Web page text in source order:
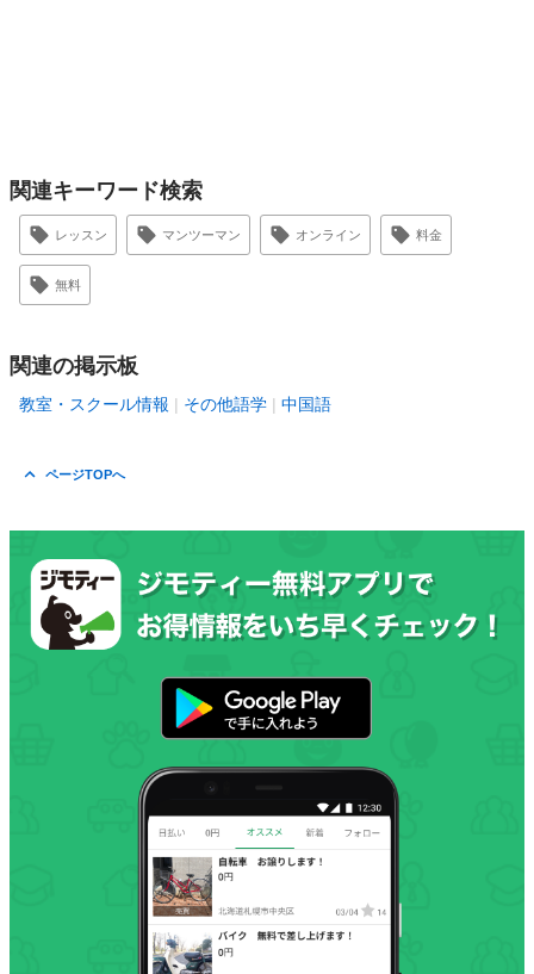
関連キーワード検索
レッスン マンツーマン オンライン 料金
無料
関連の掲示板
教室・スクール情報 その他語学 中国語
ページTOPへ